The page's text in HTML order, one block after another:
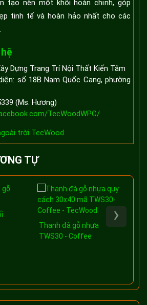
tạo nên một khối hoàn chỉnh, góp
tinh tế và hoàn hảo nhất cho các
Dựng Trang Trí Nội Thất Kiến Tâm
số 18B Nam Quốc Cang, phường
(Ms. Hương)
TecWoodWPC/
TỰ
Thanh đà gỗ nhựa
TWS30 - Coffee
›